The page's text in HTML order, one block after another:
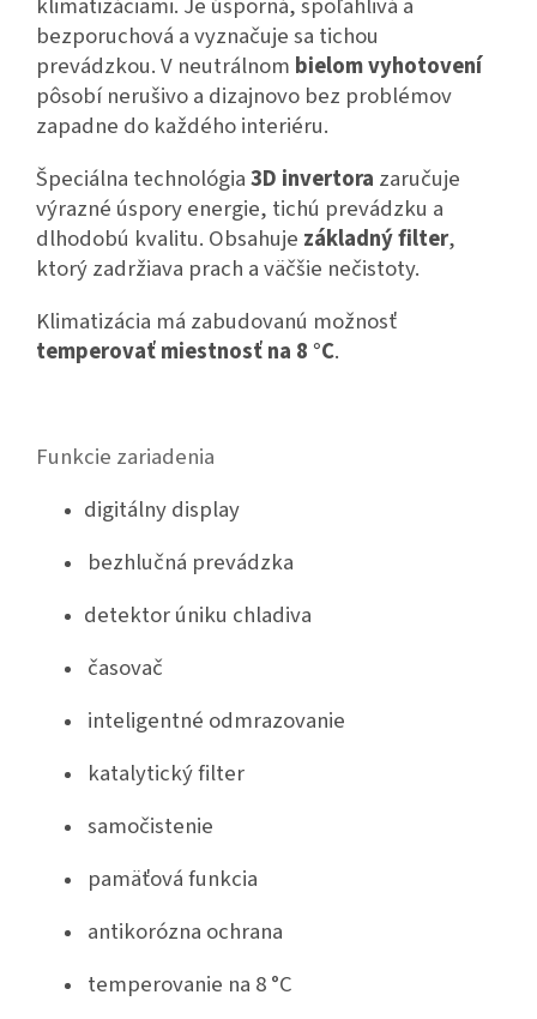
bezporuchová a vyznačuje sa tichou
prevádzkou. V neutrálnom bielom vyhotovení
pôsobí nerušivo a dizajnovo bez problémov
zapadne do každého interiéru.
Špeciálna technológia3D invertora zaručuje
výrazné úspory energie, tichú prevádzku a
dlhodobú kvalitu. Obsahuje základný filter,
ktorý zadržiava prach a väčšie nečistoty.
Klimatizácia má zabudovanú možnosť
temperovať miestnosť na 8 °C.
Funkcie zariadenia
digitálny display
bezhlučná prevádzka
detektor úniku chladiva
časovač
inteligentné odmrazovanie
katalytický filter
samočistenie
pamäťová funkcia
antikorózna ochrana
temperovanie na 8 °C